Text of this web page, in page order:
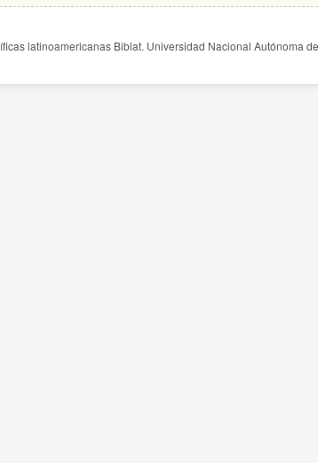
latinoamericanas Biblat. Universidad Nacional Autónoma